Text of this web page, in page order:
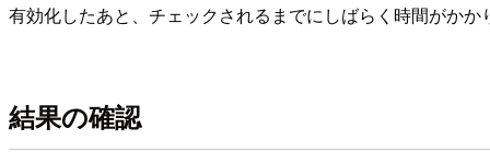
有効化したあと、チェックされるまでにしばらく時間がかか
結果の確認